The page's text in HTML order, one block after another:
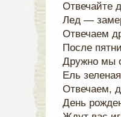
Отвечайте
Лед —
Отвечаем
После
Дружно мы
Ель
Отвечаем,
День